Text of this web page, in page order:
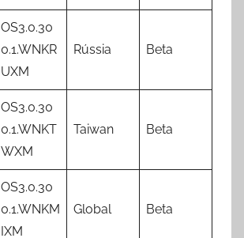
OS3.0.30
0.1.WNKR
UXM
Rússia Beta
OS3.0.30
0.1.WNKT
WXM
Taiwan Beta
OS3.0.30
0.1.WNKM
IXM
Global Beta